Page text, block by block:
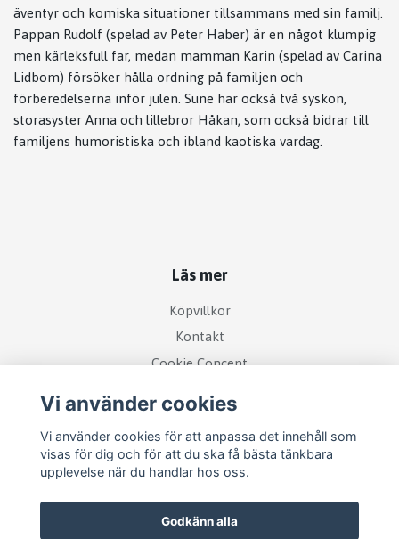
äventyr och komiska situationer tillsammans med sin familj.
Pappan Rudolf (spelad av Peter Haber) är en något klumpig
men kärleksfull far, medan mamman Karin (spelad av Carina
Lidbom) försöker hålla ordning på familjen och
förberedelserna inför julen. Sune har också två syskon,
storasyster Anna och lillebror Håkan, som också bidrar till
familjens humoristiska och ibland kaotiska vardag.
Läs mer
Köpvillkor
Kontakt
Cookie Concent
Vi använder cookies
Vi använder cookies för att anpassa det innehåll som
visas för dig och för att du ska få bästa tänkbara
upplevelse när du handlar hos oss.
Godkänn alla